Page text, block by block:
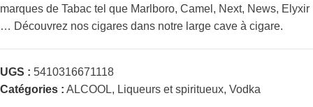
marques de Tabac tel que Marlboro, Camel, Next, News, Elyxir
… Découvrez nos cigares dans notre large cave à cigare.
UGS : 5410316671118
Catégories : ALCOOL, Liqueurs et spiritueux, Vodka